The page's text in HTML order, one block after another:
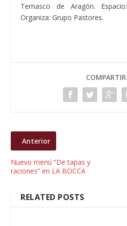
Ternasco de Aragón.
Organiza: Grupo Pastores.
COMPARTIR:
Anterior
Nuevo menú “De tapas y
raciones” en LA BOCCA
RELATED POSTS